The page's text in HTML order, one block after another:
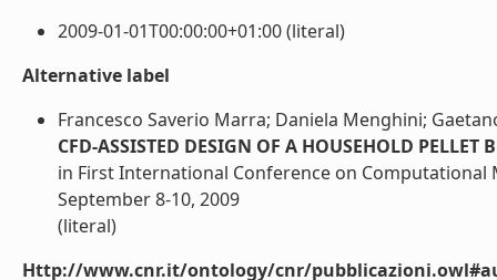
2009-01-01T00:00:00+01:00 (literal)
Alternative label
Francesco Saverio Marra; Daniela Menghini;
CFD-ASSISTED DESIGN OF A HOUSEHOLD PELLET
in First International Conference on Computational
September 8-10, 2009
(literal)
Http://www.cnr.it/ontology/cnr/